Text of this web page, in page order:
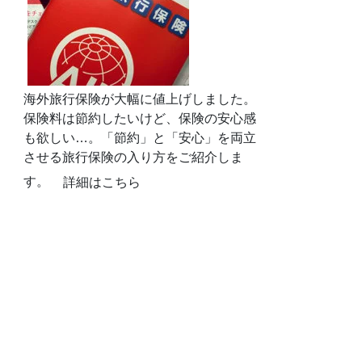
海外旅行保険が大幅に値上げしました。
保険料は節約したいけど、保険の安心感
も欲しい…。「節約」と「安心」を両立
させる旅行保険の入り方をご紹介しま
す。
詳細はこちら